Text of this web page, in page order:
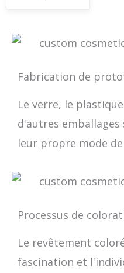
Fabrication de
Le verre, le
d'autres
leur propre mode
Processus de
Le revêtement
fascination et